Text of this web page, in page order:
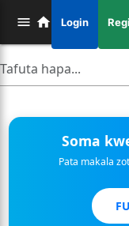
Login
Soma
Pata makala